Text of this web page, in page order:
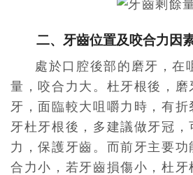
二、牙齒位置及咬合力因
處於口腔後部的磨牙，在
量，咬合力大。杜牙根後，磨
牙，面臨較大咀嚼力時，有
牙杜牙根後，多建議做牙冠，
力，保護牙齒。而前牙主要
合力小，若牙齒損傷小，杜牙